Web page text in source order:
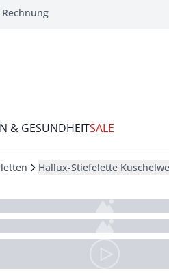
& GESUNDHEITSALE
Hallux-Stiefelette